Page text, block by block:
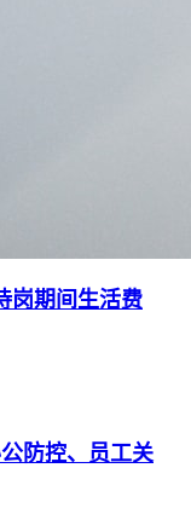
岗期间生活费
防控、员工关